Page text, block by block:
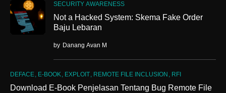
SECURITY AWARENESS
Not a Hacked System: Skema Fake Order
Baju Lebaran
by Danang Avan M
DEFACE E-BOOK EXPLOIT REMOTE FILE INCLUSION RFI
Download E-Book Penjelasan Tentang Bug Remote File